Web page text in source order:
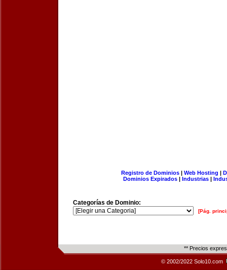
Registro de Dominios| Web Hosting |
Dominios Expirados | Industrias |
Categorías de Dominio:
[Pág.
** Precios
© 2002/2022 Solo10.com